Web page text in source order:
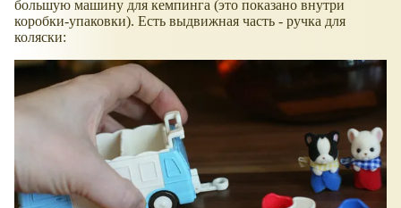
большую машину для кемпинга (это показано внутри
коробки-упаковки). Есть выдвижная часть - ручка для
коляски: